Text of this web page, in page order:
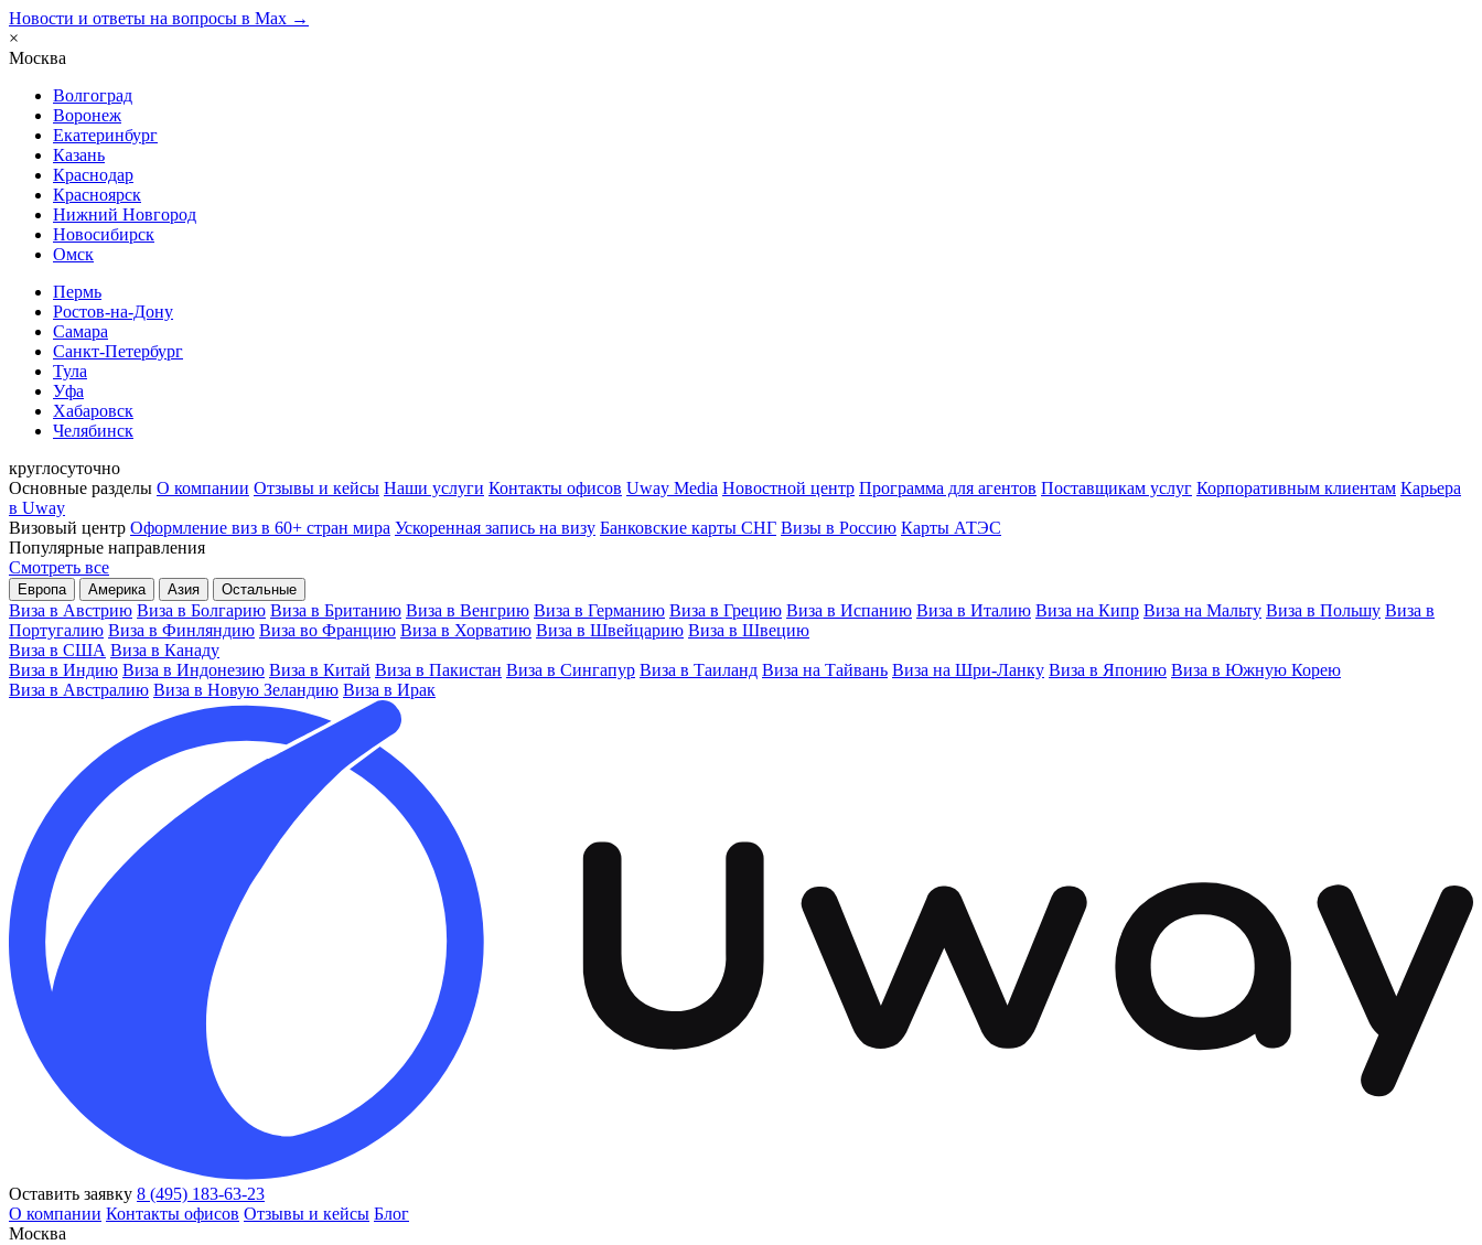
Новости и ответы на вопросы в Max →
×
Москва
Волгоград
Воронеж
Екатеринбург
Казань
Краснодар
Красноярск
Нижний Новгород
Новосибирск
Омск
Пермь
Ростов-на-Дону
Самара
Санкт-Петербург
Тула
Уфа
Хабаровск
Челябинск
круглосуточно
Основные разделы О компании Отзывы и кейсы Наши услуги Контакты офисов Uway Media Новостной центр Программа для агентов Поставщикам услуг Корпоративным клиентам Карьера
в Uway
Визовый центр Оформление виз в 60+ стран мира Ускоренная запись на визу Банковские карты СНГ Визы в Россию Карты АТЭС
Популярные направления
Смотреть все
Европа Америка Азия Остальные
Виза в Австрию Виза в Болгарию Виза в Британию Виза в Венгрию Виза в Германию Виза в Грецию Виза в Испанию Виза в Италию Виза на Кипр Виза на Мальту Виза в Польшу Виза в
Португалию Виза в Финляндию Виза во Францию Виза в Хорватию Виза в Швейцарию Виза в Швецию
Виза в США Виза в Канаду
Виза в Индию Виза в Индонезию Виза в Китай Виза в Пакистан Виза в Сингапур Виза в Таиланд Виза на Тайвань Виза на Шри-Ланку Виза в Японию Виза в Южную Корею
Виза в Австралию Виза в Новую Зеландию Виза в Ирак
Оставить заявку 8 (495) 183-63-23
О компании Контакты офисов Отзывы и кейсы Блог
Москва